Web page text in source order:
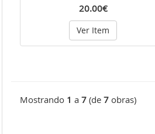
20.00€
Ver Item
Mostrando 1 a 7 (de 7 obras)